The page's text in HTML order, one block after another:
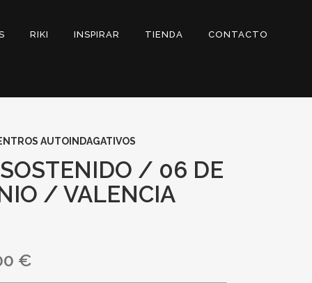
RIKI INSPIRAR TIENDA CONTACTO
AUTOINDAGATIVOS
/ 06 DE
/ VALENCIA
€